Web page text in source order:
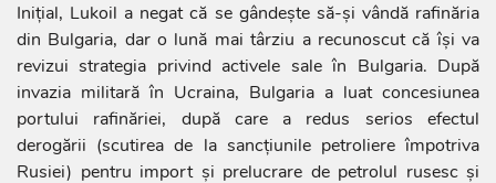
Inițial, Lukoil a negat că se gândeşte să-și vândă rafinăria
din Bulgaria, dar o lună mai târziu a recunoscut că își va
revizui strategia privind activele sale în Bulgaria. După
invazia militară în Ucraina, Bulgaria a luat concesiunea
portului rafinăriei, după care a redus serios efectul
derogării (scutirea de la sancțiunile petroliere împotriva
Rusiei) pentru import și prelucrare de petrolul rusesc și